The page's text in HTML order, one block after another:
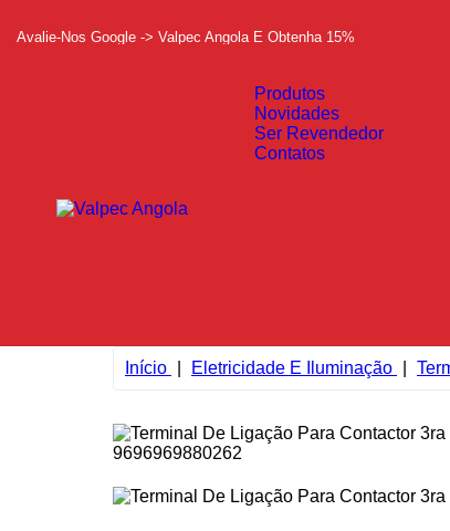
Avalie-Nos Google -> Valpec Angola E Obtenha 15%
Produtos
Novidades
Ser Revendedor
Contatos
Início Eletricidade E Iluminação